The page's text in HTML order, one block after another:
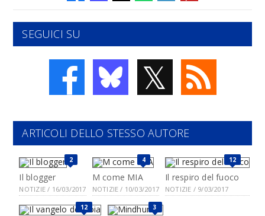
SEGUICI SU
𝕏
ARTICOLI DELLO STESSO AUTORE
2
Il blogger
NOTIZIE / 16/03/2017
4
M come MIA
NOTIZIE / 10/03/2017
12
Il respiro del fuoco
NOTIZIE / 9/03/2017
12 3